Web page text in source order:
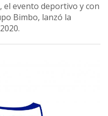
el evento deportivo y con
Bimbo, lanzó la